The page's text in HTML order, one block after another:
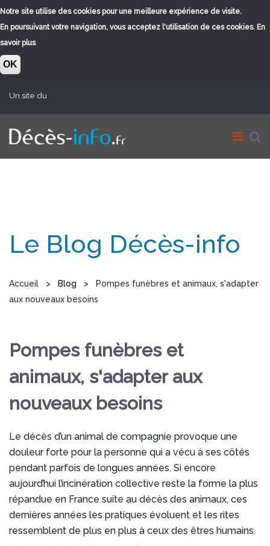
Notre site utilise des cookies pour une meilleure expérience de visite.
En poursuivant votre navigation, vous acceptez l'utilisation de ces cookies. En
savoir plus
OK
Aller au contenu principal
Un site du
Le Blog Décès-info
Vous êtes ici
Accueil > Blog >
Pompes funèbres et animaux, s'adapter
aux nouveaux besoins
Pompes funèbres et
animaux, s'adapter aux
nouveaux besoins
Le décès d’un animal de compagnie provoque une
douleur forte pour la personne qui a vécu à ses côtés
pendant parfois de longues années. Si encore
aujourd’hui l’incinération collective reste la forme la plus
répandue en France suite au décès des animaux, ces
dernières années les pratiques évoluent et les rites
ressemblent de plus en plus à ceux des êtres humains.